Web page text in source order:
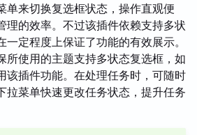
单来切换复选框状态，操作直观便
理的效率。不过该插件依赖支持多状
定程度上保证了功能的有效展示。
所使用的主题支持多状态复选框，如
该插件功能。在处理任务时，可随时
拉菜单快速更改任务状态，提升任务